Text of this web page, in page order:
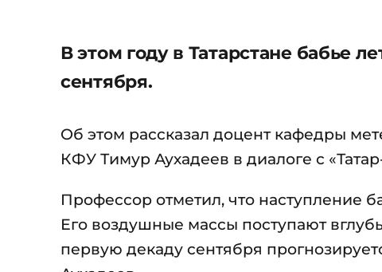
В этом году в Татарстане бабье
сентября.
Об этом рассказал доцент кафедры
КФУ Тимур Аухадеев в диалоге с
Профессор отметил, что наступление
Его воздушные массы поступают
первую декаду сентября